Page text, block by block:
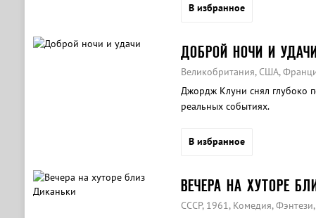
В избранное
ДОБРОЙ НОЧИ И
Великобритания, США,
Джордж Клуни снял глубоко
реальных событиях.
В избранное
ВЕЧЕРА НА ХУТОРЕ
СССР, 1961, Комедия,